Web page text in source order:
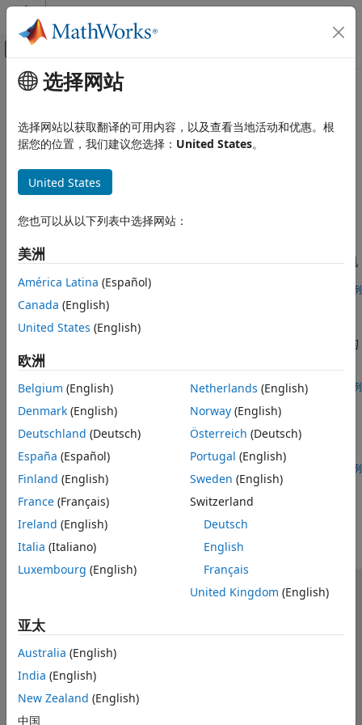
跳到内容
画布外导航菜单切换
文档主页
Motor Control Blockset
代码生成和部署
类别
面向自定义硬件的示例
主要内容
面向自定义硬件的示例
浏览电机控制应用，了解如何在自定义硬件上进行部署
精选示例
使用自定义硬件估计 PMSM 参数
此示例包括一个算法。自定义电机控制硬件（在 Motor Control
Blockset™ 示例中未使用的硬件）通过该算法来确定永磁同步电机
(PMSM) 的参数。算法确定以下参数：
打开示例
适用于自定义硬件的算法导出工作流
此示例说明如何使用任何自定义电机控制硬件（Motor Control
Blockset™ 示例中未使用的硬件）运行使用磁场定向控制 (FOC) 的
三相永磁同步电机 (PMSM)。使用算法导出工作流，涉及使用
Simulink® 和 Embedded Coder® 生成控制算法代码，然后将其
与手动编写或外部生成的硬件驱动代码集成。此示例说明算法导出
打开示例
AUTOSAR-Based FOC of PMSM
Implement an AUTOSAR-based field-oriented control (FOC)
algorithm to run a permanent magnet synchronous motor
(PMSM).
打开示例
本页内容对您有帮助吗？
选择网站
选择网站以获取翻译的可用内容，以及查看当地活动和优惠。根
据您的位置，我们建议您选择： United States。
United States
您也可以从以下列表中选择网站：
美洲
América Latina (Español)
Canada (English)
United States (English)
欧洲
Belgium (English)
Denmark (English)
Deutschland (Deutsch)
España (Español)
Finland (English)
France (Français)
Ireland (English)
Italia (Italiano)
Luxembourg (English)
Netherlands (English)
Norway(English)
Österreich (Deutsch)
Portugal (English)
Sweden (English)
Switzerland
Deutsch
English
Français
United Kingdom (English)
亚太
Australia (English)
India (English)
New Zealand (English)
中国
防盗版
应用程序状态
联系我们